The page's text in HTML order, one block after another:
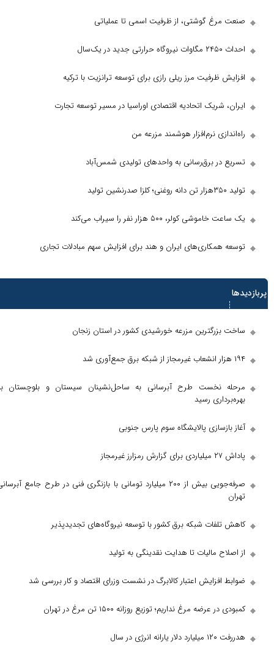
گوشتی، از ظرفیت اسمی تا عملیاتی
مرز ریلی رازی برای توسعه ترانزیت با ترکیه
اتحادیه اقتصادی اوراسیا در مسیر توسعه تجارت
نرم‌افزار هوشمند مزرعه من
برق‌رسانی به واحدهای تولیدی شمس‌آباد
۵۰۰ هزار نفر را سیراب می‌کند
ایران و هند برای افزایش سهم مبادلات تجاری
مزرعه خورشیدی کشور در استان زنجان
طرح آبرسانی به ساحل‌نشینان سیستان و بلوچستان به
پالایشگاه سوم پارس جنوبی
صرفه‌جویی بیش از ۲۰۰ میلیارد تومانی با بازنگری فنی در طرح جامع آبرسانی
شبکه برق کشور با توسعه نیروگاه‌های تجدیدپذیر
مالیات تا هدایت نقدینگی به تولید
اعتبار کالابرگ در نشست وزرای اقتصاد و کار بررسی شد
مرغ نداریم؛ توزیع روزانه ۱۵۰۰ تن مرغ در تهران